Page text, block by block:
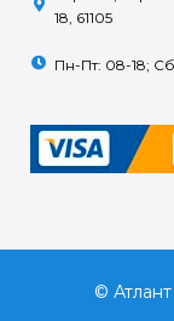
18, 61105
Пн-Пт: 08-18;
©